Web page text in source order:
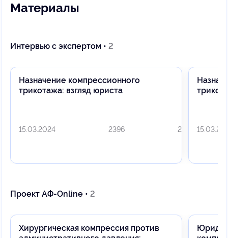
Материалы
Интервью с экспертом • 2
Назначение компрессионного
трикотажа: взгляд юриста
15.03.2024 2396 2
Проект АФ-Online • 2
Хирургическая компрессия против